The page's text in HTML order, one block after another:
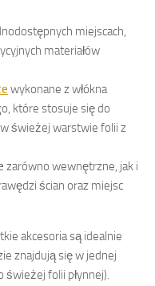
miejscach,
materiałów
wykonane z włókna
które stosuje się do
w świeżej warstwie folii z
zarówno wewnętrzne, jak i
ścian oraz miejsc
akcesoria są idealnie
znajdują się w jednej
świeżej folii płynnej).